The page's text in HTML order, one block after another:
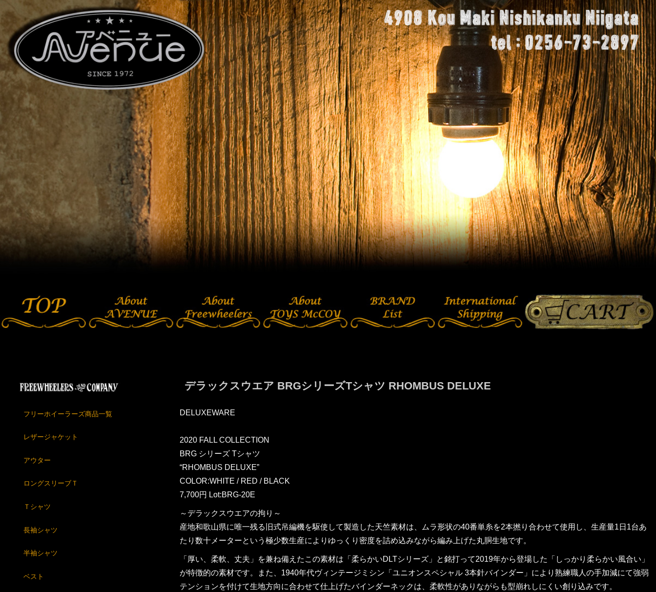
デラックスウエア BRGシリーズTシャツ RHOMBUS DELUXE
DELUXEWARE
2020 FALL COLLECTION
BRG シリーズ Tシャツ
“RHOMBUS DELUXE”
COLOR:WHITE / RED / BLACK
7,700円 Lot:BRG-20E
～デラックスウエアの拘り～
産地和歌山県に唯一残る旧式吊編機を駆使して製造した天竺素材は、ムラ形状の40番単糸を2本撚り合わせて使用し、生産量1日1台あ
たり数十メーターという極少数生産によりゆっくり密度を詰め込みながら編み上げた丸胴生地です。
「厚い、柔軟、丈夫」を兼ね備えたこの素材は「柔らかいDLTシリーズ」と銘打って2019年から登場した「しっかり柔らかい風合い」
が特徴的の素材です。また、1940年代ヴィンテージミシン「ユニオンスペシャル 3本針バインダー」により熟練職人の手加減にて強弱
テンションを付けて生地方向に合わせて仕上げたバインダーネックは、柔軟性がありながらも型崩れしにくい創り込みです。
フリーホイーラーズ商品一覧
レザージャケット
アウター
ロングスリーブＴ
Ｔシャツ
長袖シャツ
半袖シャツ
ベスト